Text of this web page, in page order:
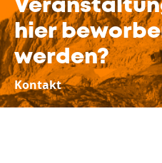
hier
werden?
Kontakt